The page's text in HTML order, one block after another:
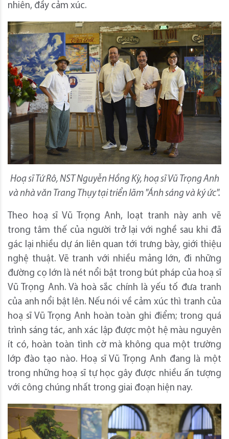
nhiên, đầy cảm xúc.
Hoạ sĩ Tứ Rô, NST Nguyễn Hồng Kỳ, hoạ sĩ Vũ Trọng Anh
và nhà văn Trang Thụy tại triển lãm "Ánh sáng và ký ức".
Theo hoạ sĩ Vũ Trọng Anh, loạt tranh này anh vẽ
trong tâm thế của người trở lại với nghề sau khi đã
gác lại nhiều dự án liên quan tới trưng bày, giới thiệu
nghệ thuật. Vẽ tranh với nhiều mảng lớn, đi những
đường cọ lớn là nét nổi bật trong bút pháp của hoạ sĩ
Vũ Trọng Anh. Và hoà sắc chính là yếu tố đưa tranh
của anh nổi bật lên. Nếu nói về cảm xúc thì tranh của
hoạ sĩ Vũ Trọng Anh hoàn toàn ghi điểm; trong quá
trình sáng tác, anh xác lập được một hệ màu nguyên
ít có, hoàn toàn tình cờ mà không qua một trường
lớp đào tạo nào. Hoạ sĩ Vũ Trọng Anh đang là một
trong những hoạ sĩ tự học gây được nhiều ấn tượng
với công chúng nhất trong giai đoạn hiện nay.